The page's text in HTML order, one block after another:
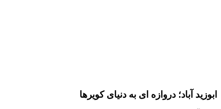
ابوزید آباد؛ دروازه ای به دنیای کویرها